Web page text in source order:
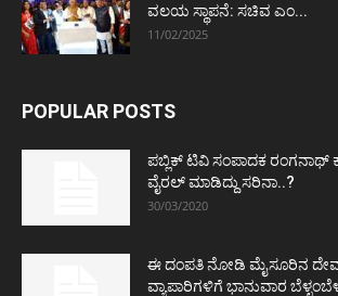
ವಲಯ ಸ್ಥಾಪನೆ: ಸಚಿವ ಎಂ...
11/02/2025
POPULAR POSTS
ಪಬ್ಲಿಕ್ ಟಿವಿ ಸಂಪಾದಕ
ವೈರಲ್ ಮಾಡಿದ್ದು ಸರಿನಾ..?
30/03/2020
ಈ ದಂಪತಿ ನೋಡಿ ಮೈಸೂರಿನ
ವ್ಯಾಪಾರಿಗಳಿಗೆ ಭಾನುವಾರ